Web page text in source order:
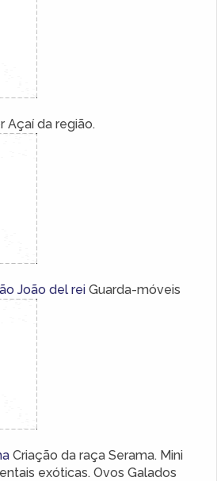
Açaí da região.
João del rei Guarda-móveis
Criação da raça Serama. Mini
exóticas. Ovos Galados